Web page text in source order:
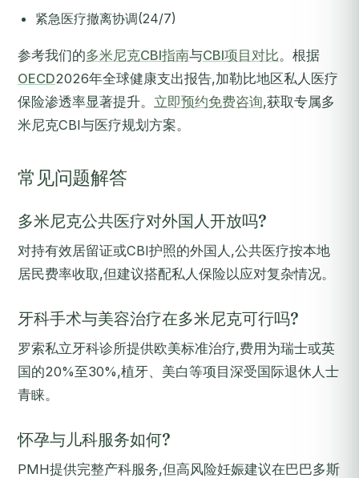
紧急医疗撤离协调(24/7)
参考我们的多米尼克CBI指南与CBI项目对比。根据
OECD2026年全球健康支出报告,加勒比地区私人医疗
保险渗透率显著提升。 立即预约免费咨询,获取专属多
米尼克CBI与医疗规划方案。
常见问题解答
多米尼克公共医疗对外国人开放吗?
对持有效居留证或CBI护照的外国人,公共医疗按本地
居民费率收取,但建议搭配私人保险以应对复杂情况。
牙科手术与美容治疗在多米尼克可行吗?
罗索私立牙科诊所提供欧美标准治疗,费用为瑞士或英
国的20%至30%,植牙、美白等项目深受国际退休人士
青睐。
怀孕与儿科服务如何?
PMH提供完整产科服务,但高风险妊娠建议在巴巴多斯